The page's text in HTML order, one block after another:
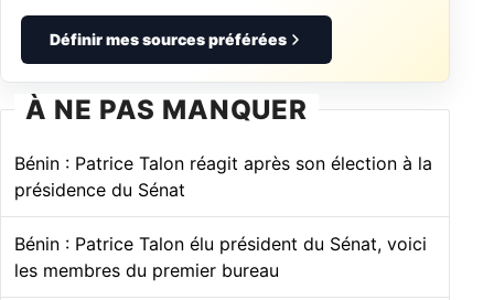
Définir mes sources préférées
À NE PAS MANQUER
Bénin : Patrice Talon réagit après son élection à la
présidence du Sénat
Bénin : Patrice Talon élu président du Sénat, voici
les membres du premier bureau